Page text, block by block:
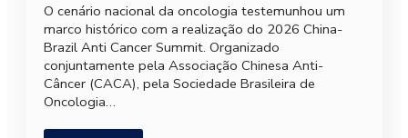
O cenário nacional da oncologia testemunhou um
marco histórico com a realização do 2026 China-
Brazil Anti Cancer Summit. Organizado
conjuntamente pela Associação Chinesa Anti-
Câncer (CACA), pela Sociedade Brasileira de
Oncologia…